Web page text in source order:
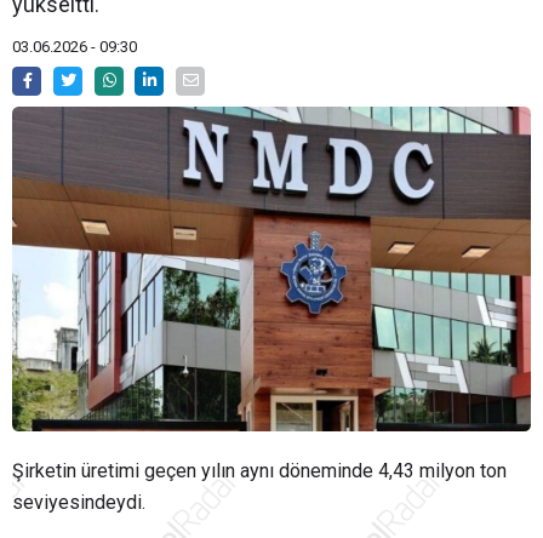
03.06.2026 - 09:30
Şirketin üretimi geçen yılın aynı döneminde 4,43 milyon ton
seviyesindeydi.